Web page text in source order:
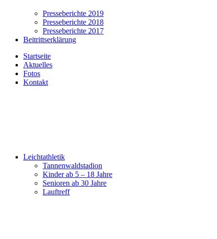
Presseberichte 2019
Presseberichte 2018
Presseberichte 2017
Beitrittserklärung
Startseite
Aktuelles
Fotos
Kontakt
Leichtathletik
Tannenwaldstadion
Kinder ab 5 – 18 Jahre
Senioren ab 30 Jahre
Lauftreff